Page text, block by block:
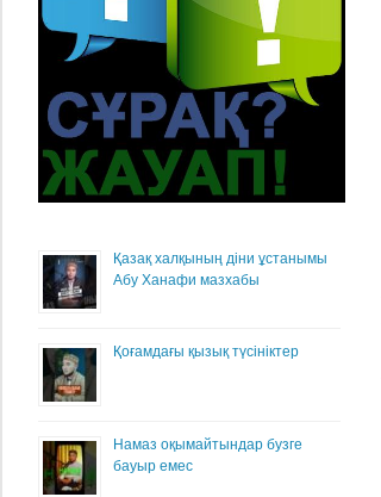
Қазақ халқының діни ұстанымы
Абу Ханафи мазхабы
Қоғамдағы қызық түсініктер
Намаз оқымайтындар бузге
бауыр емес